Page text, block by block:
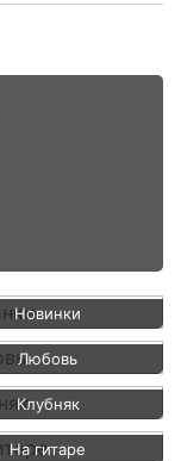
Новинки
Любовь
Клубняк
На гитаре